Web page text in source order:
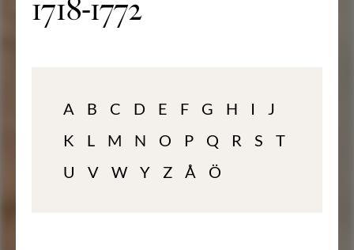
1718-1772
A B C D E F G H I
J
K
L M N O P Q R S
T
U
V W Y Z Å Ö